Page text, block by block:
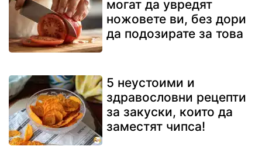
могат да увредят
ножовете ви, без дори
да подозирате за това
5 неустоими и
здравословни рецепти
за закуски, които да
заместят чипса!